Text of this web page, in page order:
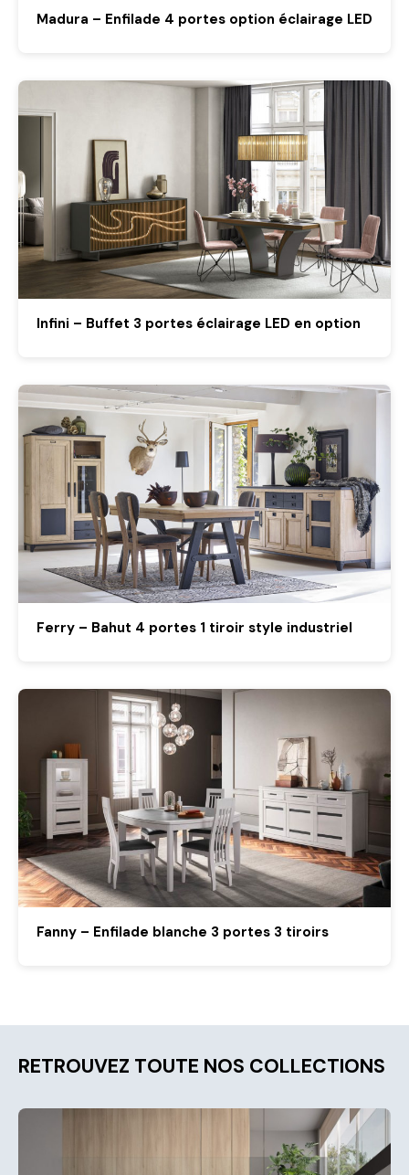
Madura – Enfilade 4 portes option éclairage LED
Infini – Buffet 3 portes éclairage LED en option
Ferry – Bahut 4 portes 1 tiroir style industriel
Fanny – Enfilade blanche 3 portes 3 tiroirs
RETROUVEZ TOUTE NOS COLLECTIONS